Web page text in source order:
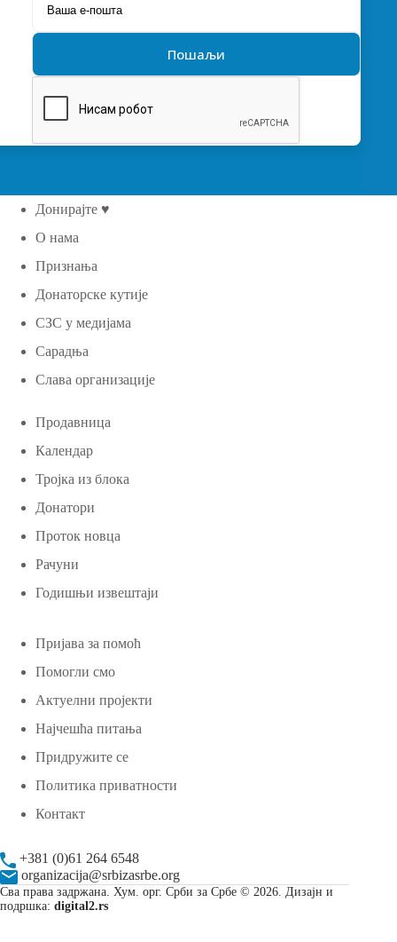
Донирајте ♥
О нама
Признања
Донаторске кутије
СЗС у медијама
Сарадња
Слава организације
Продавница
Календар
Тројка из блока
Донатори
Проток новца
Рачуни
Годишњи извештаји
Пријава за помоћ
Помогли смо
Актуелни пројекти
Најчешћа питања
Придружите се
Политика приватности
Контакт
+381 (0)61 264 6548
organizacija@srbizasrbe.org
Сва права задржана. Хум. орг. Срби за Србе © 2026. Дизајн и
подршка: digital2.rs